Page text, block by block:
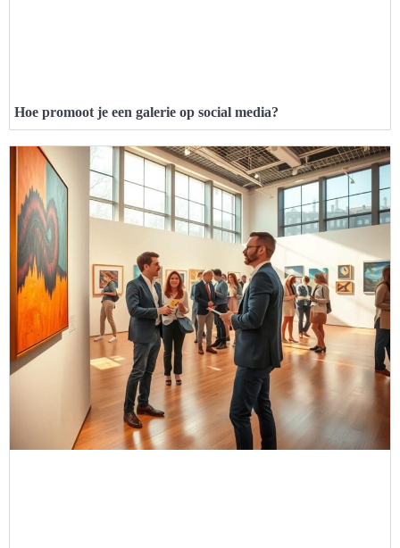
Hoe promoot je een galerie op social media?